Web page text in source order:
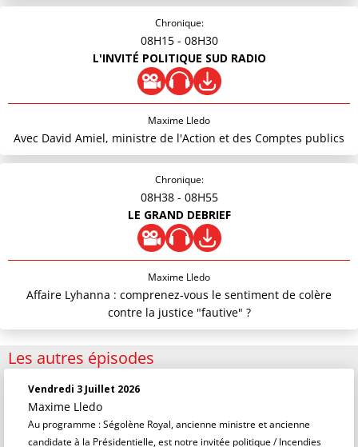
Chronique:
08H15 - 08H30
L'INVITÉ POLITIQUE SUD RADIO
Maxime Lledo
Avec David Amiel, ministre de l'Action et des Comptes publics
Chronique:
08H38 - 08H55
LE GRAND DEBRIEF
Maxime Lledo
Affaire Lyhanna : comprenez-vous le sentiment de colère
contre la justice "fautive" ?
Les autres épisodes
Vendredi 3 Juillet 2026
Maxime Lledo
Au programme : Ségolène Royal, ancienne ministre et ancienne
candidate à la Présidentielle, est notre invitée politique / Incendies